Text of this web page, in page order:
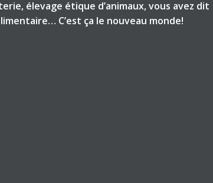
élevage étique d’animaux, vous avez dit
C’est ça le nouveau monde!